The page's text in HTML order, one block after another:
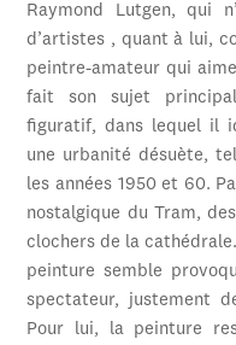
Raymond Lutgen, qui
d’artistes , quant à lui,
peintre-amateur qui
fait son sujet
figuratif, dans lequel il
une urbanité désuète,
les années 1950 et 60.
nostalgique du Tram,
clochers de la
peinture semble
spectateur, justement
Pour lui, la peinture